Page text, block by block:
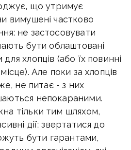
що утримує
вимушені частково
не застосовувати
бути облаштовані
хлопців (або їх повинні
Але поки за хлопців
не питає - з них
непокараними.
тільки тим шляхом,
дії: звертатися до
бути гарантами,